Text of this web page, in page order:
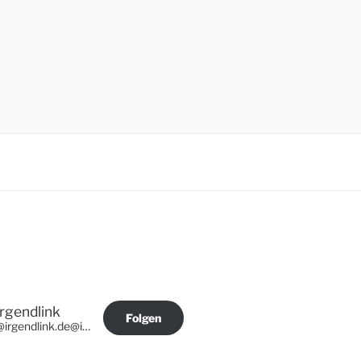
@irgendlink.de@irgendlink.de
Folgen